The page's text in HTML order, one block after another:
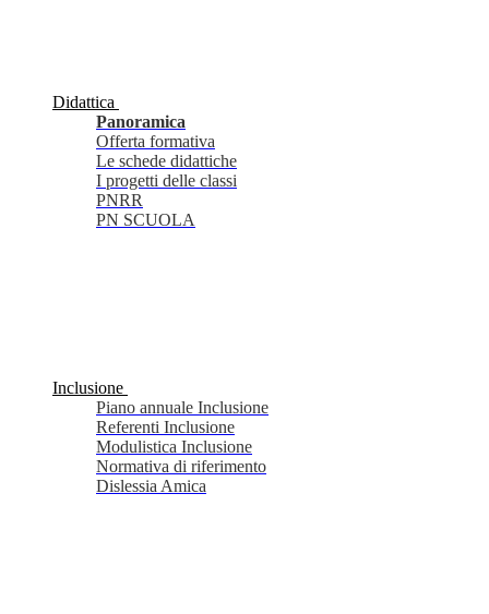
Didattica
Panoramica
Offerta formativa
Le schede didattiche
I progetti delle classi
PNRR
PN SCUOLA
Inclusione
Piano annuale Inclusione
Referenti Inclusione
Modulistica Inclusione
Normativa di riferimento
Dislessia Amica